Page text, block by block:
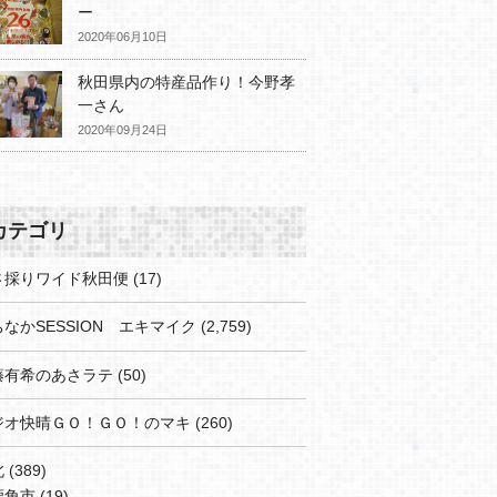
ー
2020年06月10日
秋田県内の特産品作り！今野孝
一さん
2020年09月24日
テゴリ
採りワイド秋田便 (17)
なかSESSION エキマイク (2,759)
有希のあさラテ (50)
オ快晴ＧＯ！ＧＯ！のマキ (260)
(389)